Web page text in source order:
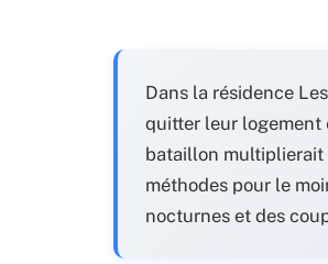
Dans la résidence
quitter leur logement
bataillon multiplierait
méthodes pour le
nocturnes et des